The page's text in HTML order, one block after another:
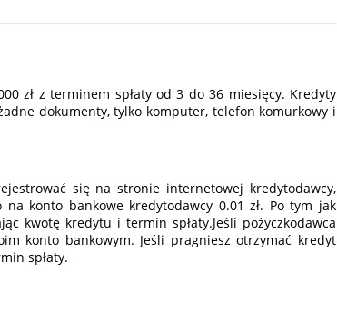
zł z terminem spłaty od 3 do 36 miesięcy. Kredyty
dokumenty, tylko komputer, telefon komurkowy i
się na stronie internetowej kredytodawcy,
konto bankowe kredytodawcy 0.01 zł. Po tym jak
kwotę kredytu i termin spłaty.Jeśli pożyczkodawca
konto bankowym. Jeśli pragniesz otrzymać kredyt
spłaty.